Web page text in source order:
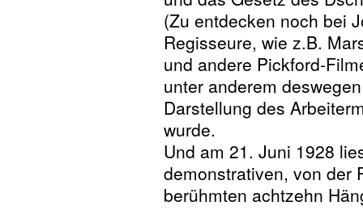
(Zu entdecken noch bei
Regisseure, wie z.B.
und andere Pickford-
unter anderem
Darstellung des
wurde.
Und am 21. Juni 1928
demonstrativen, von der
berühmten achtzehn